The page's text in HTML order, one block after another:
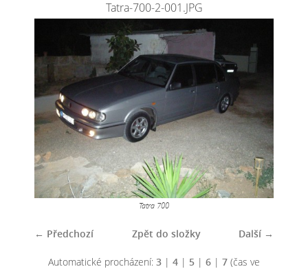
Tatra-700-2-001.JPG
Tatra 700
← Předchozí Další →
Zpět do složky
Automatické procházení: 3 | 4 | 5 | 6 | 7 (čas ve